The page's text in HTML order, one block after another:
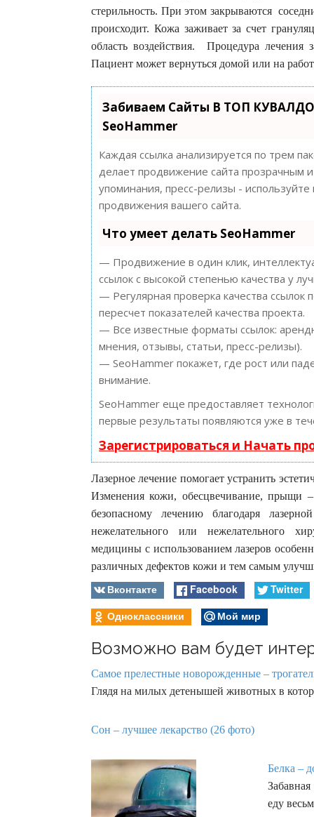
стерильность. При этом закрываются
происходит. Кожа заживает за счет
область воздействия. Процедура лечения
Пациент может вернуться домой или на
Забиваем Сайты В ТОП
SeoHammer
Каждая ссылка анализируется по трем
делает продвижение сайта прозрачным
упоминания, пресс-релизы -
продвижения вашего сайта.
Что умеет делать SeoHammer
— Продвижение в один клик,
ссылок с высокой степенью качества у
— Регулярная проверка качества
пересчет показателей качества проекта.
— Все известные форматы ссылок:
мнения, отзывы, статьи, пресс-релизы).
— SeoHammer покажет, где рост или
внимание.
SeoHammer еще предоставляет
первые результаты появляются уже в
Зарегистрироваться и Начать
Лазерное лечение помогает устранить
Изменения кожи, обесцвечивание, прыщи
безопасному лечению благодаря
нежелательного или нежелательного
медицины с использованием лазеров
различных дефектов кожи и тем самым
Вконтакте Facebook
Twitter
Одноклассники
Мой мир
Возможно вам будет
Самое прелестные новорожденные –
Глядя на милых детенышей животных в
Сон – лучшее лекарство (26 фото)
Белка –
еду